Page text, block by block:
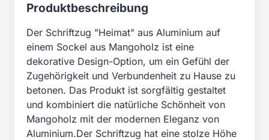
Produktbeschreibung
Der Schriftzug "Heimat" aus Aluminium auf
einem Sockel aus Mangoholz ist eine
dekorative Design-Option, um ein Gefühl der
Zugehörigkeit und Verbundenheit zu Hause zu
betonen. Das Produkt ist sorgfältig gestaltet
und kombiniert die natürliche Schönheit von
Mangoholz mit der modernen Eleganz von
Aluminium.Der Schriftzug hat eine stolze Höhe